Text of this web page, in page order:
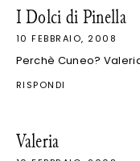
I Dolci di Pinella
10 FEBBRAIO, 2008
Perchè Cuneo?
RISPONDI
Valeria